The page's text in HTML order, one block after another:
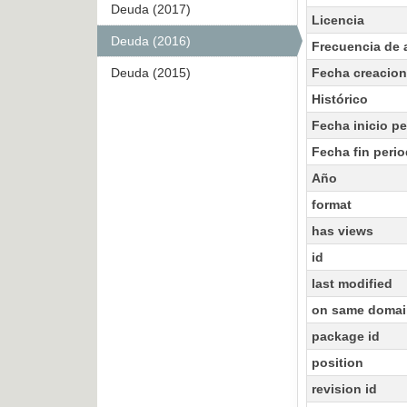
Licencia
Frecuencia de
Fecha
Histórico
Fecha inicio
Fecha fin
Año
format
has views
id
last modified
on same
package id
position
revision id
Deuda (2017)
Deuda (2016)
Deuda (2015)